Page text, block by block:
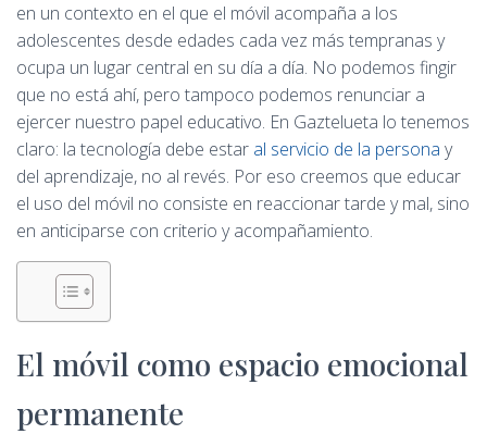
en un contexto en el que el móvil acompaña a los
adolescentes desde edades cada vez más tempranas y
ocupa un lugar central en su día a día. No podemos fingir
que no está ahí, pero tampoco podemos renunciar a
ejercer nuestro papel educativo. En Gaztelueta lo tenemos
claro: la tecnología debe estar al servicio de la persona y
del aprendizaje, no al revés. Por eso creemos que educar
el uso del móvil no consiste en reaccionar tarde y mal, sino
en anticiparse con criterio y acompañamiento.
El móvil como espacio emocional
permanente